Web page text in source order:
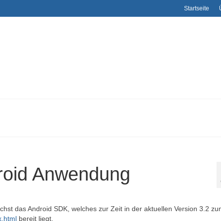
Startseite
Anwendung
das Android SDK, welches zur Zeit in der aktuellen Version 3.2
bereit liegt.